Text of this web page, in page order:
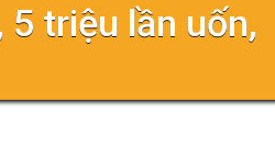
5 triệu lần uốn,